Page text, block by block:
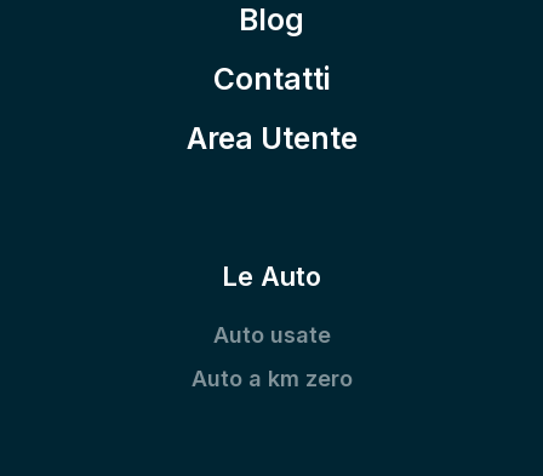
Blog
Contatti
Area Utente
Le Auto
Auto usate
Auto a km zero